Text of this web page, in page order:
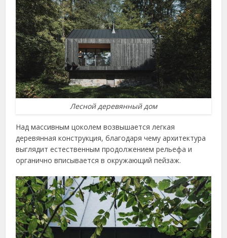
Лесной деревянный дом
Над массивным цоколем возвышается легкая
деревянная конструкция, благодаря чему архитектура
выглядит естественным продолжением рельефа и
органично вписывается в окружающий пейзаж.